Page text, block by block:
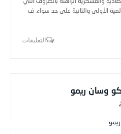
الأولى والثانية على حد سواء. ف
التعليقات
وسان ريمو